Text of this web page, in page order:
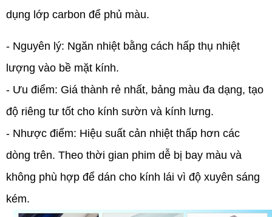
dụng lớp carbon để phủ màu.
- Nguyên lý: Ngăn nhiệt bằng cách hấp thụ nhiệt
lượng vào bề mặt kính.
- Ưu điểm: Giá thành rẻ nhất, bảng màu đa dạng, tạo
độ riêng tư tốt cho kính sườn và kính lưng.
- Nhược điểm: Hiệu suất cản nhiệt thấp hơn các
dòng trên. Theo thời gian phim dễ bị bay màu và
không phù hợp để dán cho kính lái vì độ xuyên sáng
kém.